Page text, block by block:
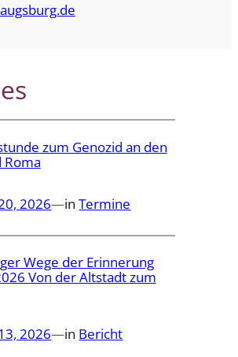
zum Genozid an den
Roma
2026—inTermine
Wege der Erinnerung
Von der Altstadt zum
2026—in Bericht